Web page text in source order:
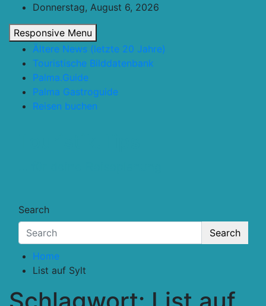
content
Donnerstag, August 6, 2026
Responsive Menu
Ältere News (letzte 20 Jahre)
Touristische Bilddatenbank
Palma.Guide
Palma Gastroguide
Reisen buchen
Search
Search
Home
List auf Sylt